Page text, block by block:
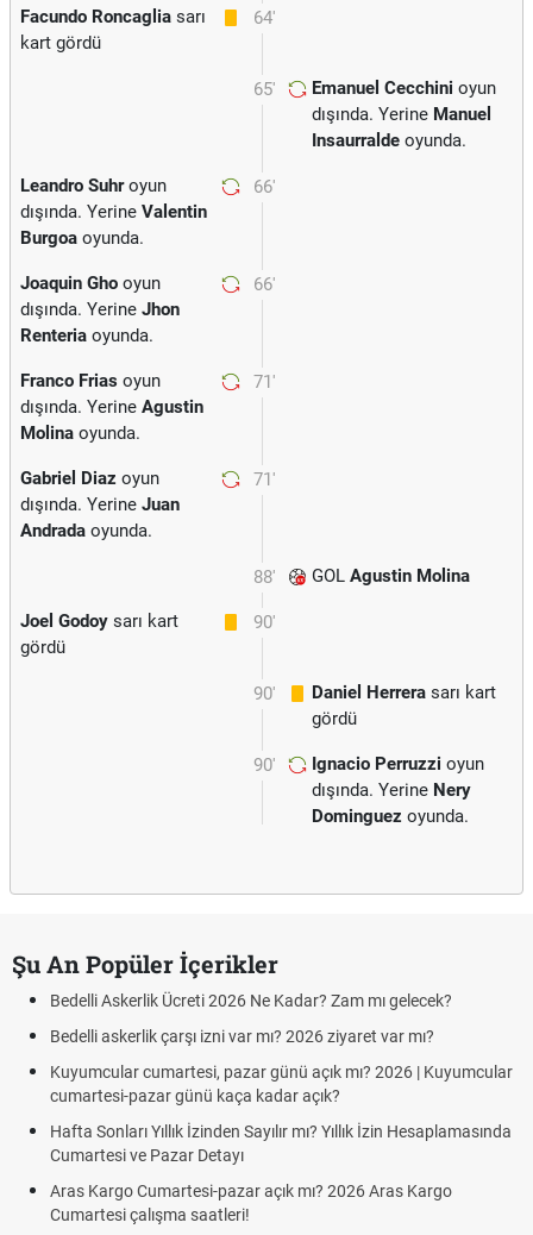
64'
Facundo Roncaglia sarı
kart gördü
65' Emanuel Cecchini oyun
dışında. Yerine Manuel
Insaurralde oyunda.
66'
Leandro Suhroyun
dışında. Yerine Valentin
Burgoa oyunda.
66'
Joaquin Gho oyun
dışında. Yerine Jhon
Renteria oyunda.
71'
Franco Frias oyun
dışında. Yerine Agustin
Molina oyunda.
71'
Gabriel Diaz oyun
dışında. Yerine Juan
Andrada oyunda.
88' GOL Agustin Molina
90'
Joel Godoy sarı kart
gördü
90' Daniel Herrera sarı kart
gördü
90' Ignacio Perruzzi oyun
dışında. Yerine Nery
Dominguez oyunda.
Şu An Popüler İçerikler
Bedelli Askerlik Ücreti 2026 Ne Kadar? Zam mı gelecek?
Bedelli askerlik çarşı izni var mı? 2026 ziyaret var mı?
Kuyumcular cumartesi, pazar günü açık mı? 2026 | Kuyumcular
cumartesi-pazar günü kaça kadar açık?
Hafta Sonları Yıllık İzinden Sayılır mı? Yıllık İzin Hesaplamasında
Cumartesi ve Pazar Detayı
Aras Kargo Cumartesi-pazar açık mı? 2026 Aras Kargo
Cumartesi çalışma saatleri!